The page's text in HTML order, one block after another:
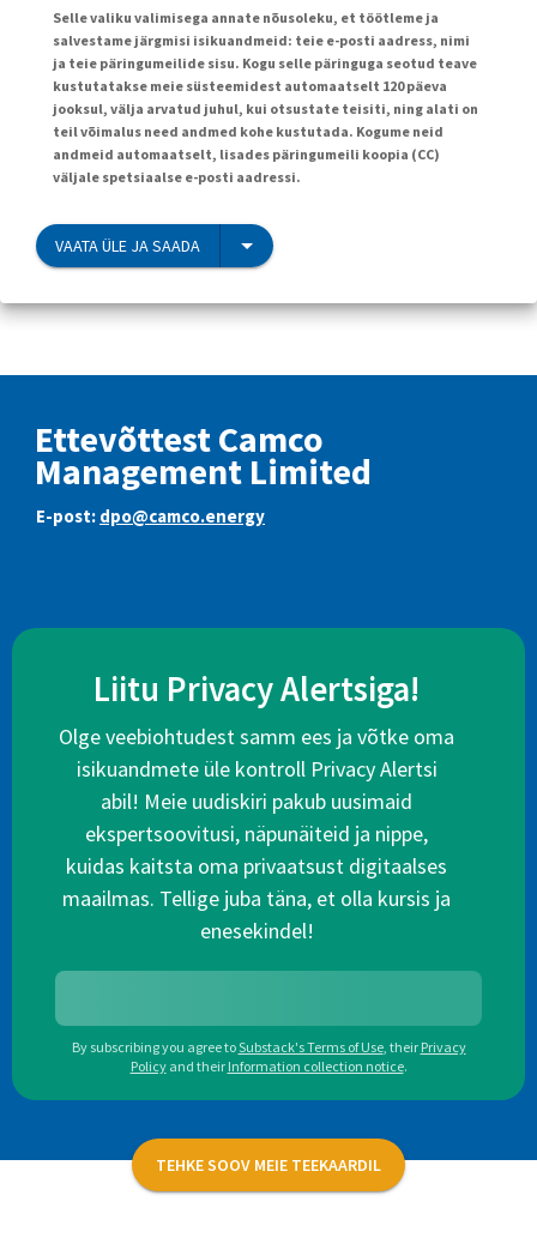
Selle valiku valimisega annate nõusoleku, et töötleme ja
salvestame järgmisi isikuandmeid: teie e-posti aadress, nimi
ja teie päringumeilide sisu. Kogu selle päringuga seotud teave
kustutatakse meie süsteemidest automaatselt 120 päeva
jooksul, välja arvatud juhul, kui otsustate teisiti, ning alati on
teil võimalus need andmed kohe kustutada. Kogume neid
andmeid automaatselt, lisades päringumeili koopia (CC)
väljale spetsiaalse e-posti aadressi.
VAATA ÜLE JA SAADA
Ettevõttest Camco
Management Limited
E-post: dpo@camco.energy
Liitu Privacy Alertsiga!
Olge veebiohtudest samm ees ja võtke oma
isikuandmete üle kontroll Privacy Alertsi
abil! Meie uudiskiri pakub uusimaid
ekspertsoovitusi, näpunäiteid ja nippe,
kuidas kaitsta oma privaatsust digitaalses
maailmas. Tellige juba täna, et olla kursis ja
enesekindel!
By subscribing you agree toSubstack's Terms of Use, their Privacy
Policy and their Information collection notice.
TEHKE SOOV MEIE TEEKAARDIL